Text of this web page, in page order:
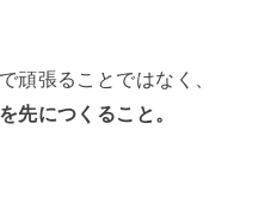
頑張ることではなく、
先につくること。